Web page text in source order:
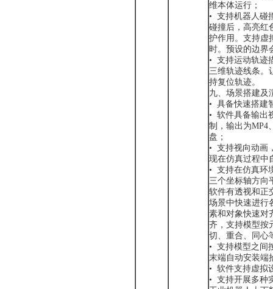
维本体运行；
• 支持机器人碰
碰撞后，高亮红
护作用。支持虚
时。预设的边界
• 支持运动轨迹
三维轨迹线条。
持复位轨迹。
九、场景搭建及
• 具备快速搭建
• 软件具备输出
制，输出为MP4
盘；
• 支持视向动画
现在仿真过程中
• 支持在仿真环
三个坐标轴方向
软件有透视和正
场景中快速进行
素和对象快速对
齐，支持模型按
切、重合、同心
• 支持模型之间
末端自动安装端
• 软件支持虚拟
• 支持开展多种